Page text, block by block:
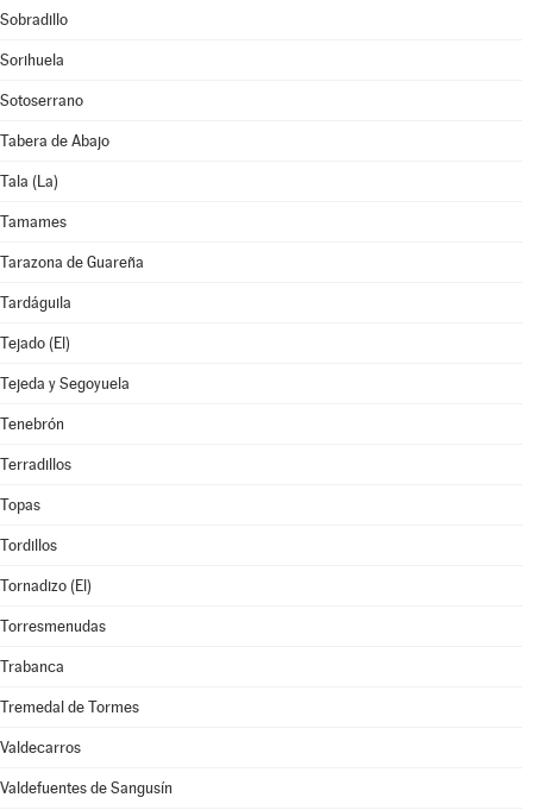
Sobradillo
Sorihuela
Sotoserrano
Tabera de Abajo
Tala (La)
Tamames
Tarazona de Guareña
Tardáguila
Tejado (El)
Tejeda y Segoyuela
Tenebrón
Terradillos
Topas
Tordillos
Tornadizo (El)
Torresmenudas
Trabanca
Tremedal de Tormes
Valdecarros
Valdefuentes de Sangusín